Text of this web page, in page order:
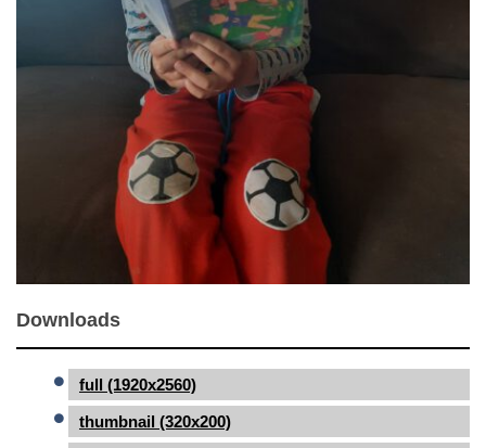
Downloads
full (1920x2560)
thumbnail (320x200)